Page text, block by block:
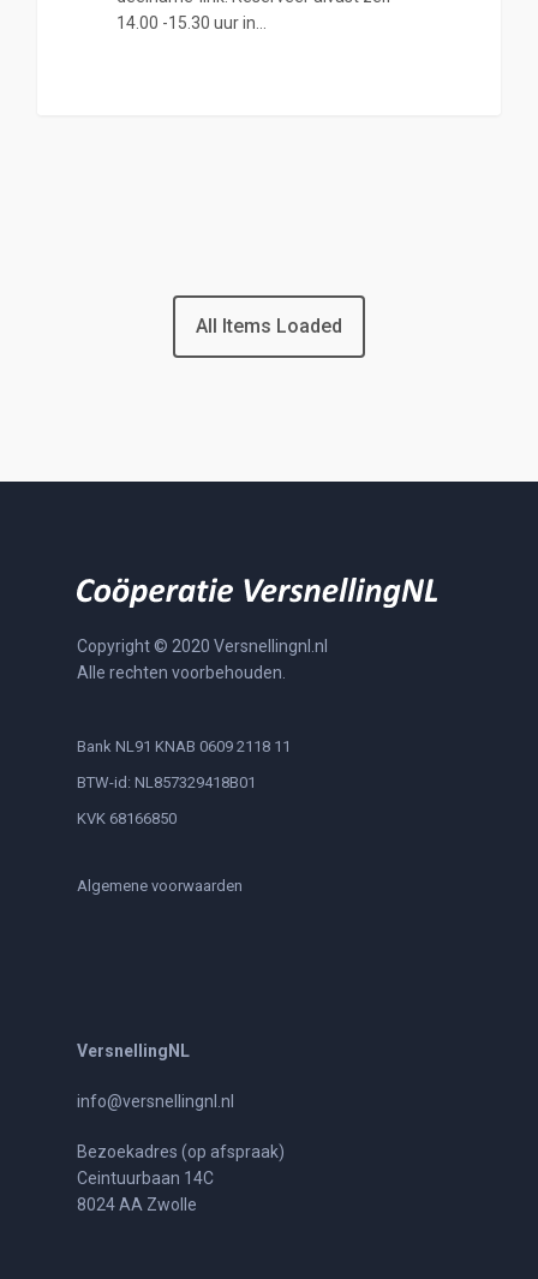
14.00 -15.30 uur in…
All Items Loaded
Copyright © 2020 Versnellingnl.nl
Alle rechten voorbehouden.
Bank NL91 KNAB 0609 2118 11
BTW-id: NL857329418B01
KVK 68166850
Algemene voorwaarden
VersnellingNL
info@versnellingnl.nl
Bezoekadres (op afspraak)
Ceintuurbaan 14C
8024 AA Zwolle